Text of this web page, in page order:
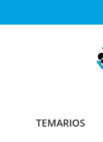
TEMARIOS